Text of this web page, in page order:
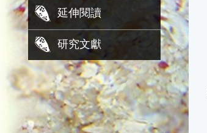
延伸閱讀
研究文獻